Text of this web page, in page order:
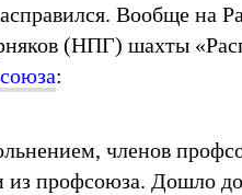
Вообще на
(НПГ) шахты
:
членов
профсоюза. Дошло